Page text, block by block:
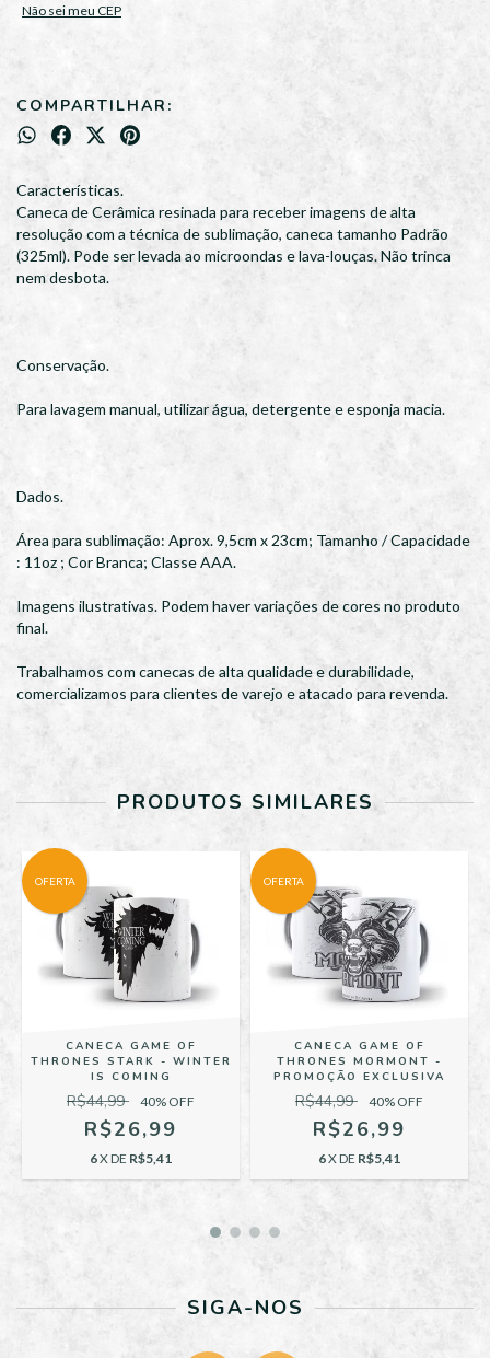
Não sei meu CEP
COMPARTILHAR:
Características.
Caneca de Cerâmica resinada para receber imagens de alta
resolução com a técnica de sublimação, caneca tamanho Padrão
(325ml). Pode ser levada ao microondas e lava-louças. Não trinca
nem desbota.
Conservação.
Para lavagem manual, utilizar água, detergente e esponja macia.
Dados.
Área para sublimação: Aprox. 9,5cm x 23cm; Tamanho / Capacidade
: 11oz ; Cor Branca; Classe AAA.
Imagens ilustrativas. Podem haver variações de cores no produto
final.
Trabalhamos com canecas de alta qualidade e durabilidade,
comercializamos para clientes de varejo e atacado para revenda.
PRODUTOS SIMILARES
OFERTA
CANECA GAME OF
THRONES STARK - WINTER
IS COMING
R$44,99 40% OFF
R$26,99
6X DE R$5,41
OFERTA
CANECA GAME OF
THRONES MORMONT -
PROMOÇÃO EXCLUSIVA
R$44,99 40% OFF
R$26,99
6X DE R$5,41
SIGA-NOS